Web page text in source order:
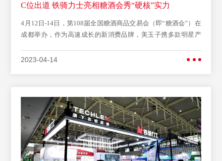
C位出道 铁骑力士亮相糖酒会秀“硬核”实力
4月12日-14日，第108届全国糖酒商品交易会（即“糖酒会”）在
成都举办，作为高速成长的新消费品牌，美玉子携多款明星产
2023-04-14